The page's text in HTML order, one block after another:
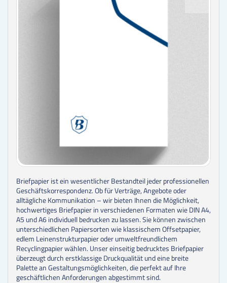
Briefpapier ist ein wesentlicher Bestandteil jeder professionellen
Geschäftskorrespondenz. Ob für Verträge, Angebote oder
alltägliche Kommunikation – wir bieten Ihnen die Möglichkeit,
hochwertiges Briefpapier in verschiedenen Formaten wie DIN A4,
A5 und A6 individuell bedrucken zu lassen. Sie können zwischen
unterschiedlichen Papiersorten wie klassischem Offsetpapier,
edlem Leinenstrukturpapier oder umweltfreundlichem
Recyclingpapier wählen. Unser einseitig bedrucktes Briefpapier
überzeugt durch erstklassige Druckqualität und eine breite
Palette an Gestaltungsmöglichkeiten, die perfekt auf Ihre
geschäftlichen Anforderungen abgestimmt sind.